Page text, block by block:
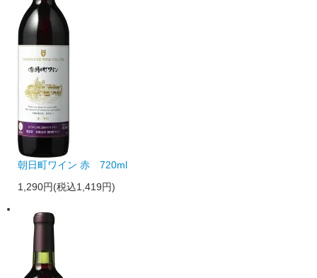
朝日町ワイン 赤 720ml
1,290円(税込1,419円)